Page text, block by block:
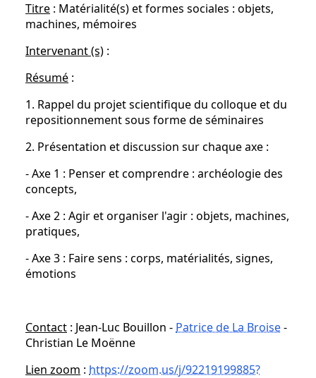
Titre : Matérialité(s) et formes sociales : objets,
machines, mémoires
Intervenant (s) :
Résumé :
1. Rappel du projet scientifique du colloque et du
repositionnement sous forme de séminaires
2. Présentation et discussion sur chaque axe :
- Axe 1 : Penser et comprendre : archéologie des
concepts,
- Axe 2 : Agir et organiser l'agir : objets, machines,
pratiques,
- Axe 3 : Faire sens : corps, matérialités, signes,
émotions
Contact : Jean-Luc Bouillon - Patrice de La Broise-
Christian Le Moënne
Lien zoom : https://zoom.us/j/92219199885?